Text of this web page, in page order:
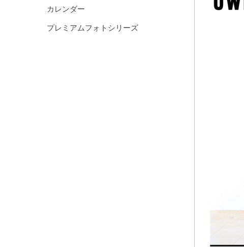
カレンダー
プレミアムフォトシリーズ